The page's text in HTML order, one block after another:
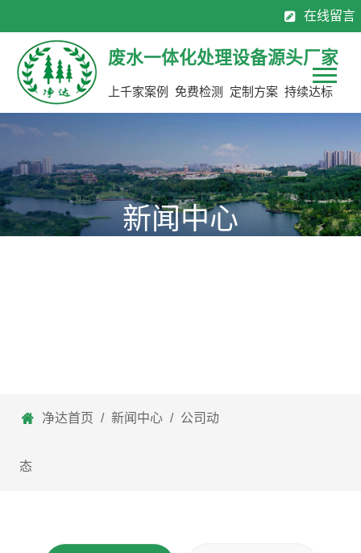
新闻中心
废水一体化处理设备源头厂家
上千家案例 免费检测 定制方案 持续达标
在线留言
全国服务热线： 130-7137 0883 0769-8113 2565
净达首页 / 新闻中心 / 公司动
态